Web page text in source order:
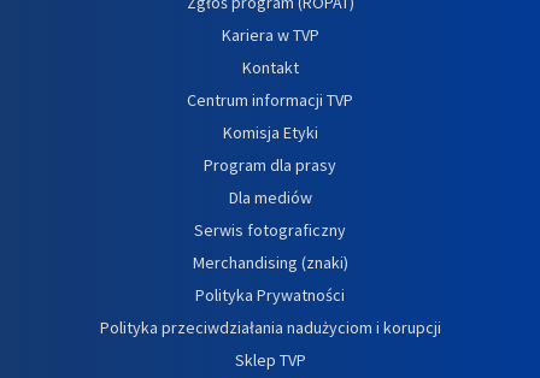
Kariera w TVP
Kontakt
Centrum informacji TVP
Komisja Etyki
Program dla prasy
Dla mediów
Serwis fotograficzny
Merchandising (znaki)
Polityka Prywatności
Polityka przeciwdziałania nadużyciom i korupcji
Sklep TVP